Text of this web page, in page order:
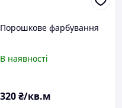
Порошкове фарбування
В наявності
320₴/кв.м